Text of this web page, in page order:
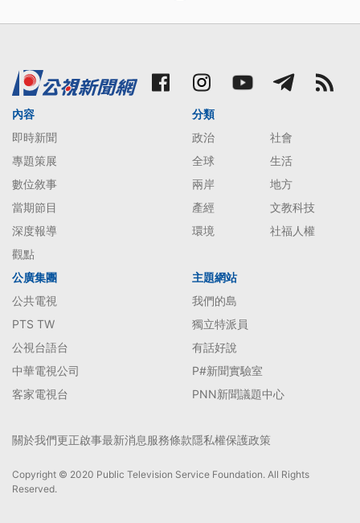
內容
即時新聞
專題策展
數位敘事
當期節目
深度報導
觀點
分類
政治
社會
全球
生活
兩岸
地方
產經
文教科技
環境
社福人權
公廣集團
公共電視
PTS TW
公視台語台
中華電視公司
客家電視台
主題網站
我們的島
獨立特派員
有話好說
P#新聞實驗室
PNN新聞議題中心
關於我們更正啟事最新消息服務條款隱私權保護政策
Copyright © 2020 Public Television Service Foundation. All Rights
Reserved.